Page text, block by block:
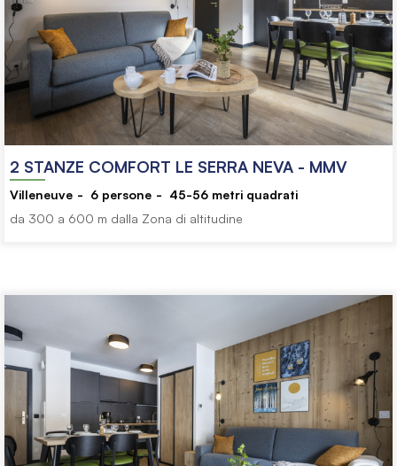
2 STANZE COMFORT LE SERRA NEVA - MMV
Villeneuve 6 persone 45-56 metri quadrati
da 300 a 600 m dalla Zona di altitudine